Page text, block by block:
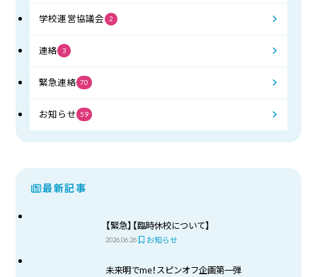
学校運営協議会 2
連絡 3
緊急連絡 70
お知らせ 59
最新記事
【緊急】【臨時休校について】
2026.06.26 お知らせ
未来明でme！スピンオフ企画第一弾